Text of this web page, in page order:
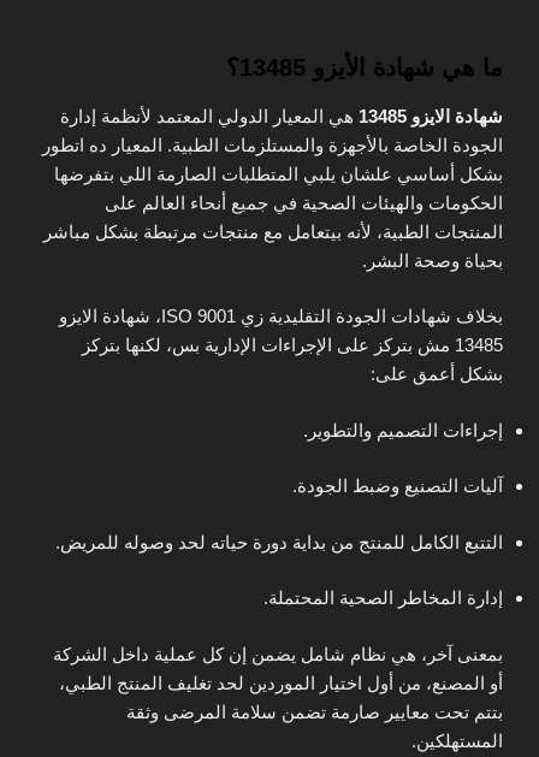
ما هي شهادة الأيزو 13485؟
شهادة الايزو 13485
هي المعيار الدولي المعتمد لأنظمة إدارة
الجودة الخاصة بالأجهزة والمستلزمات الطبية. المعيار ده اتطور
بشكل أساسي علشان يلبي المتطلبات الصارمة اللي بتفرضها
الحكومات والهيئات الصحية في جميع أنحاء العالم على
المنتجات الطبية، لأنه بيتعامل مع منتجات مرتبطة بشكل مباشر
بحياة وصحة البشر.
بخلاف شهادات الجودة التقليدية زي ISO 9001، شهادة الايزو
13485 مش بتركز على الإجراءات الإدارية بس، لكنها بتركز
بشكل أعمق على:
إجراءات التصميم والتطوير.
آليات التصنيع وضبط الجودة.
التتبع الكامل للمنتج من بداية دورة حياته لحد وصوله للمريض.
إدارة المخاطر الصحية المحتملة.
بمعنى آخر، هي نظام شامل يضمن إن كل عملية داخل الشركة
أو المصنع، من أول اختيار الموردين لحد تغليف المنتج الطبي،
بتتم تحت معايير صارمة تضمن سلامة المرضى وثقة
المستهلكين.